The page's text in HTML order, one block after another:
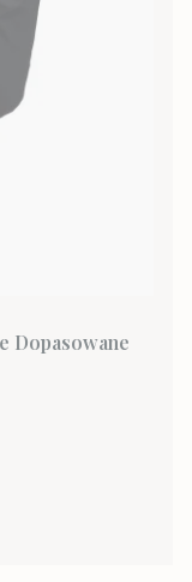
Dopasowane